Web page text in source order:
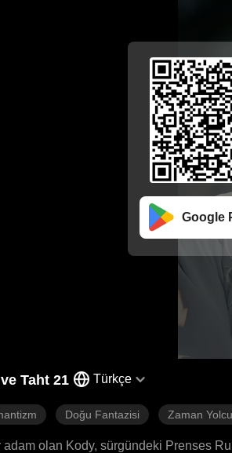
Google
Taht 21 Türkçe
Doğu Fantazisi Zaman
adam olan Kody, sürgündeki Prenses